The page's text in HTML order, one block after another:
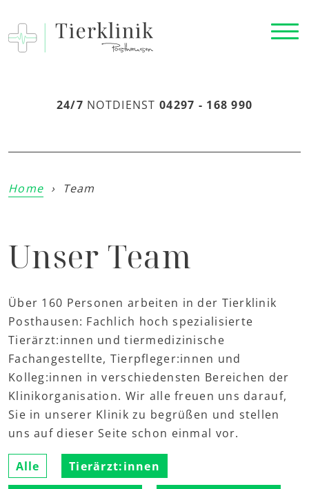
24/7 NOTDIENST 04297 - 168 990
Home › Team
Unser Team
Über 160 Personen arbeiten in der Tierklinik
Posthausen: Fachlich hoch spezialisierte
Tierärzt:innen und tiermedizinische
Fachangestellte, Tierpfleger:innen und
Kolleg:innen in verschiedensten Bereichen der
Klinikorganisation. Wir alle freuen uns darauf,
Sie in unserer Klinik zu begrüßen und stellen
uns auf dieser Seite schon einmal vor.
Alle Tierärzt:innen